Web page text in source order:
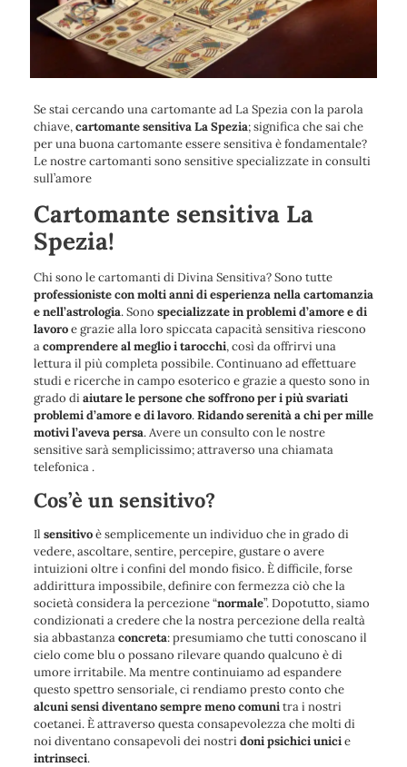
Se stai cercando una cartomante ad La Spezia con la parola
chiave,cartomante sensitiva La Spezia; significa che sai che
per una buona cartomante essere sensitiva è fondamentale?
Le nostre cartomanti sono sensitive specializzate in consulti
sull’amore
Cartomante sensitiva La
Spezia!
Chi sono le cartomanti di Divina Sensitiva? Sono tutte
professioniste con molti anni di esperienza nella cartomanzia
e nell’astrologia. Sono specializzate in problemi d’amore e di
lavoroe grazie alla loro spiccata capacità sensitiva riescono
acomprendere al meglio i tarocchi, così da offrirvi una
lettura il più completa possibile. Continuano ad effettuare
studi e ricerche in campo esoterico e grazie a questo sono in
grado diaiutare le persone che soffrono per i più svariati
problemi d’amore e di lavoro.Ridando serenità a chi per mille
motivi l’aveva persa. Avere un consulto con le nostre
sensitive sarà semplicissimo; attraverso una chiamata
telefonica .
Cos’è un sensitivo?
Il sensitivoè semplicemente un individuo che in grado di
vedere, ascoltare, sentire, percepire, gustare o avere
intuizioni oltre i confini del mondo fisico. È difficile, forse
addirittura impossibile, definire con fermezza ciò che la
società considera la percezione “normale”. Dopotutto, siamo
condizionati a credere che la nostra percezione della realtà
sia abbastanzaconcreta: presumiamo che tutti conoscano il
cielo come blu o possano rilevare quando qualcuno è di
umore irritabile. Ma mentre continuiamo ad espandere
questo spettro sensoriale, ci rendiamo presto conto che
alcuni sensi diventano sempre meno comunitra i nostri
coetanei. È attraverso questa consapevolezza che molti di
noi diventano consapevoli dei nostridoni psichici unicie
intrinseci.